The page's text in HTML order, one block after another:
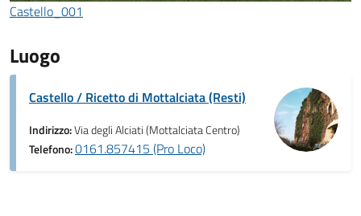
Castello_001
Luogo
Castello / Ricetto di Mottalciata (Resti)
Indirizzo:Via degli Alciati (Mottalciata Centro)
Telefono:0161.857415 (Pro Loco)